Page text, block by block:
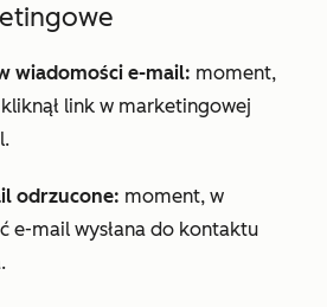
wiadomości e-mail: moment,
link w marketingowej
odrzucone: moment, w
e-mail wysłana do kontaktu